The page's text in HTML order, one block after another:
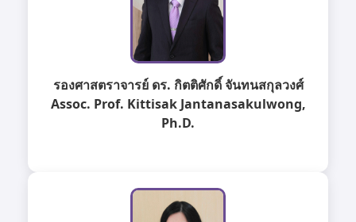
รองศาสตราจารย์ ดร. กิตติศักดิ์ จันทนสกุลวงศ์
Assoc. Prof. Kittisak Jantanasakulwong,
Ph.D.